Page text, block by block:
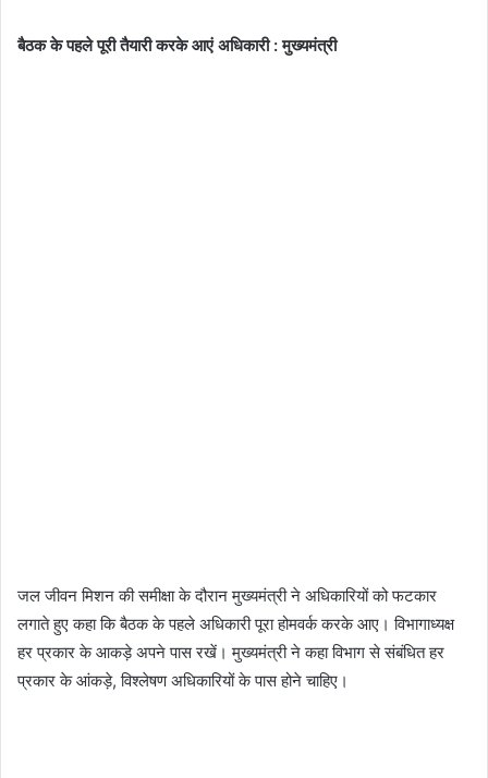
बैठक के पहले पूरी तैयारी करके आएं अधिकारी : मुख्यमंत्री
जल जीवन मिशन की समीक्षा के दौरान मुख्यमंत्री ने अधिकारियों को फटकार
लगाते हुए कहा कि बैठक के पहले अधिकारी पूरा होमवर्क करके आए। विभागाध्यक्ष
हर प्रकार के आकड़े अपने पास रखें। मुख्यमंत्री ने कहा विभाग से संबंधित हर
प्रकार के आंकड़े, विश्लेषण अधिकारियों के पास होने चाहिए।